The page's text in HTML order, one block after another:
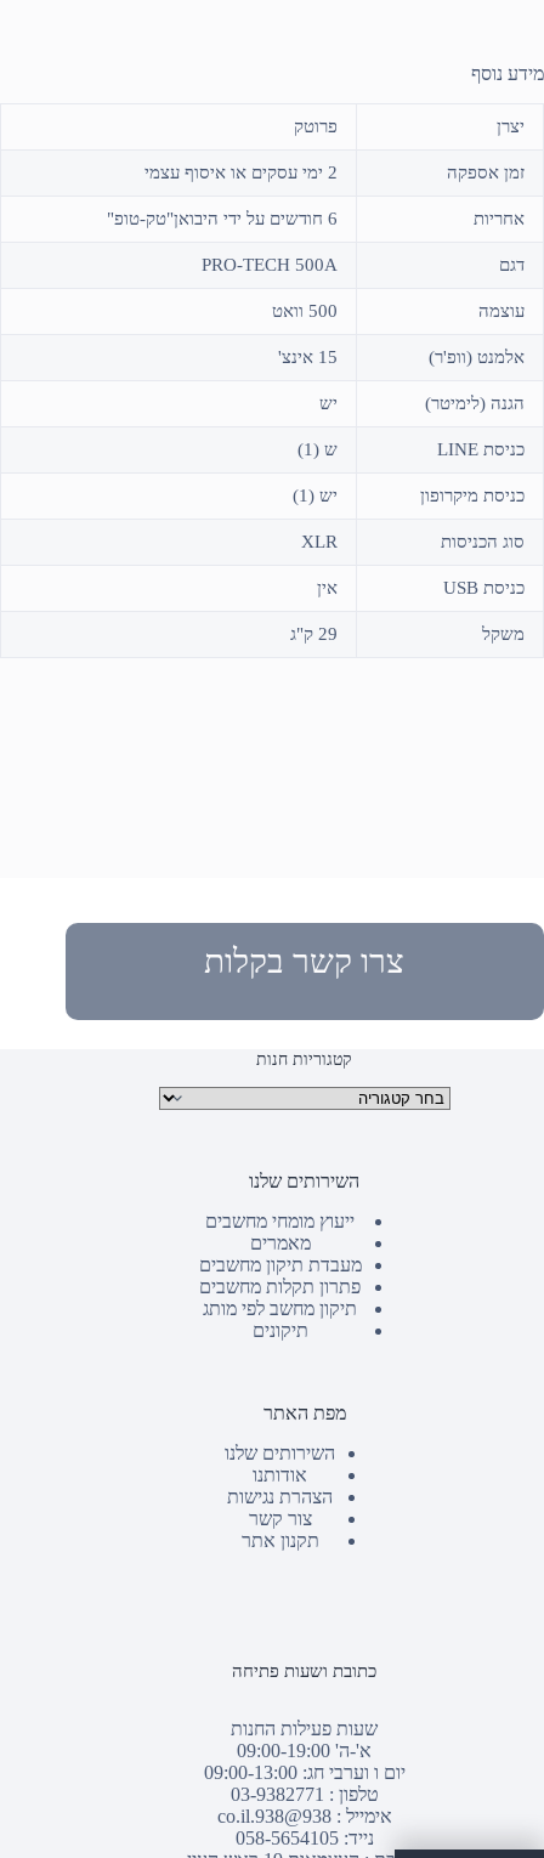
מידע נוסף
יצרן פרוטק
זמן אספקה 2 ימי עסקים או איסוף עצמי
אחריות 6 חודשים על ידי היבואן"טק-טופ"
דגם PRO-TECH 500A
עוצמה 500 וואט
אלמנט (וופ'ר) 15 אינצ'
הגנה (לימיטר) יש
כניסת LINE ש (1)
כניסת מיקרופון יש (1)
סוג הכניסות XLR
כניסת USB אין
משקל 29 ק"ג
צרו קשר בקלות
קטגוריות חנות
קטגוריות מוצרים
השירותים שלנו
ייעוץ מומחי מחשבים
מאמרים
מעבדת תיקון מחשבים
פתרון תקלות מחשבים
תיקון מחשב לפי מותג
תיקונים
מפת האתר
השירותים שלנו
אודותנו
הצהרת נגישות
צור קשר
תקנון אתר
כתובת ושעות פתיחה
שעות פעילות החנות
א'-ה' 09:00-19:00
יום ו וערבי חג: 09:00-13:00
טלפון : 03-9382771
אימייל :938@938.co.il
נייד: 058-5654105